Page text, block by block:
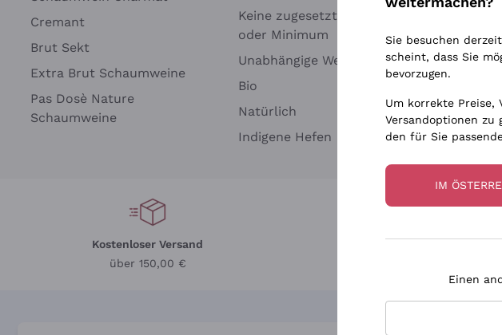
Cremant
Brut Sekt
Extra Brut Schaumweine
Pas Dosè Nature
Schaumweine
Keine zugesetzten Sulfite
oder Minimum
Unabhängige Weinbauern
Bio
Natürlich
Indigene Hefen
Argiolas
Zenato
Ca' dei
Kostenloser Versand
über 150,00 €
Sie besuchen
scheint, dass Sie
bevorzugen.
Um korrekte Preise,
Versandoptionen zu
den für Sie
IM
Einen